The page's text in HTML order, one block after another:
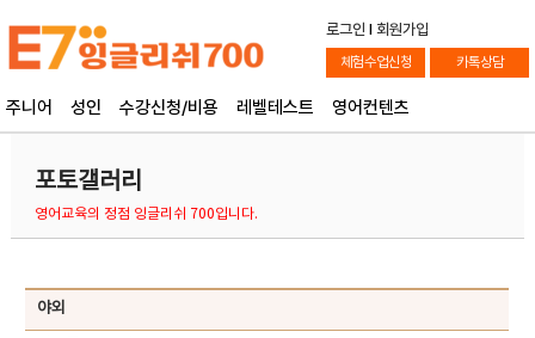
로그인 l 회원가입
체험수업신청 카톡상담
주니어 성인 수강신청/비용 레벨테스트 영어컨텐츠
포토갤러리
영어교육의 정점 잉글리쉬 700입니다.
야외